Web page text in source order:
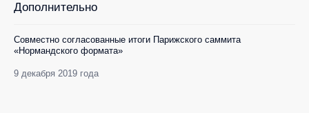
Дополнительно
Совместно согласованные итоги Парижского саммита
«Нормандского формата»
9 декабря 2019 года